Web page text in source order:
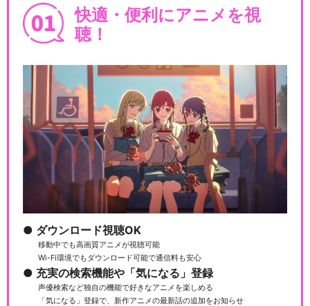
快適・便利にアニメを視
聴！
ダウンロード視聴OK
移動中でも高画質アニメが視聴可能
Wi-Fi環境でもダウンロード可能で通信料も安心
充実の検索機能や「気になる」登録
声優検索など独自の機能で好きなアニメを楽しめる
「気になる」登録で、新作アニメの最新話の追加をお知らせ